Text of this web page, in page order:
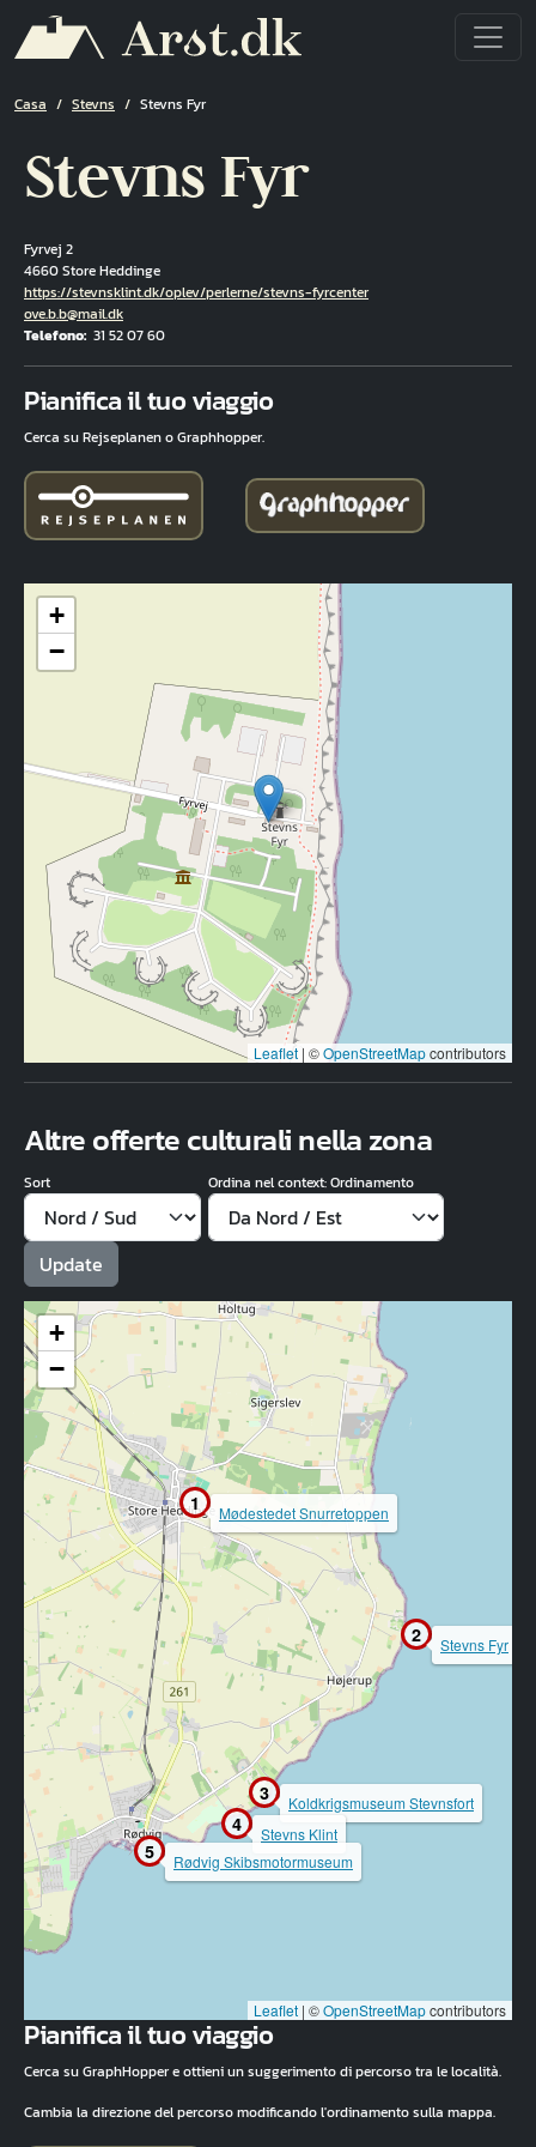
Briciole di pane
Casa Stevns Stevns Fyr
Stevns Fyr
Fyrvej 2
4660 Store Heddinge
Hjemmeside
https://stevnsklint.dk/oplev/perlerne/stevns-fyrcenter
E-mail
ove.b.b@mail.dk
Telefono 31 52 07 60
Pianifica il tuo viaggio
Cerca su Rejseplanen o Graphhopper.
+
−
Leaflet | ©OpenStreetMapcontributors
Altre offerte culturali nella zona
Sort Ordina nel context: Ordinamento
1
2
3
4
5
Mødestedet Snurretoppen
Stevns Fyr
Koldkrigsmuseum Stevnsfort
Stevns Klint
Rødvig Skibsmotormuseum
+
−
Leaflet | ©OpenStreetMapcontributors
Pianifica il tuo viaggio
Cerca su GraphHopper e ottieni un suggerimento di percorso tra le località.
Cambia la direzione del percorso modificando l'ordinamento sulla mappa.